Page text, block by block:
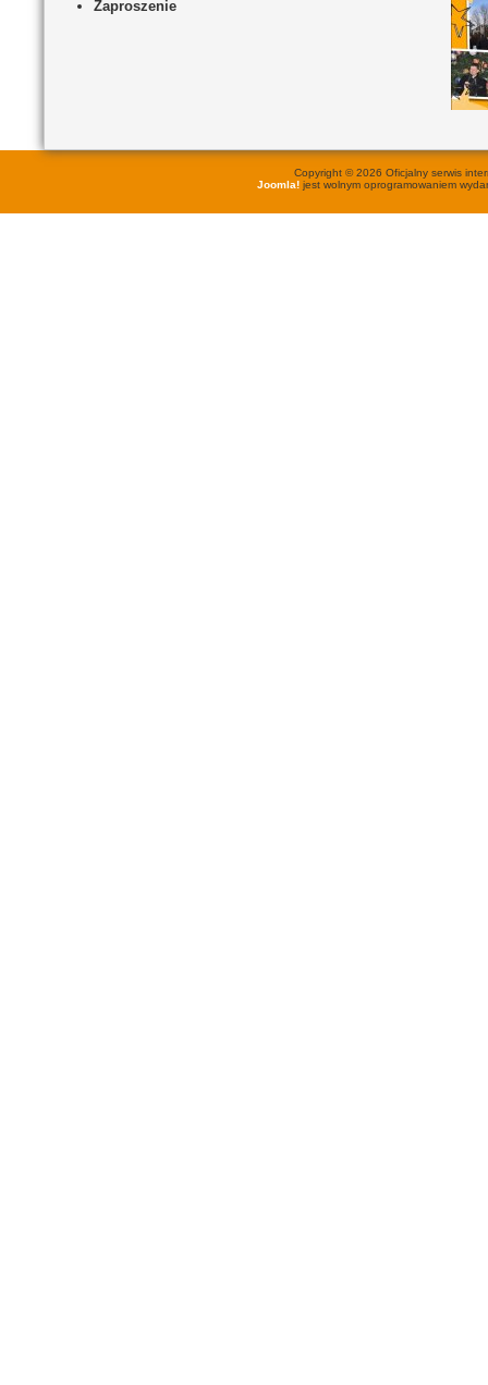
Zaproszenie
Copyright © 2026 Oficjalny serwis
Joomla!jest wolnym oprogramowaniem